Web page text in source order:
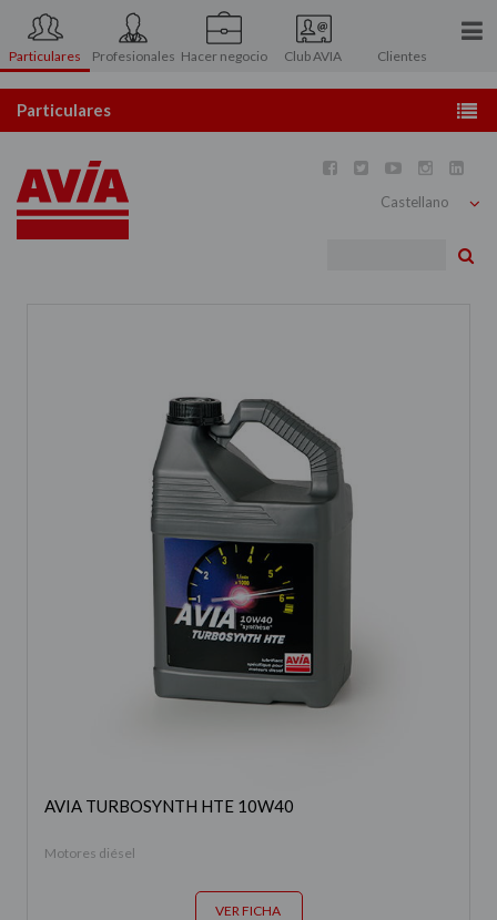
    
Particulares Profesionales Hacer negocio Club AVIA Clientes
Particulares
Estaciones de servicio
Tarjetas AVIA
Atención al usuario
HAZ TU PEDIDO DE GASÓLEO
AVIA TURBOSYNTH HTE 10W40
Motores diésel
VER FICHA